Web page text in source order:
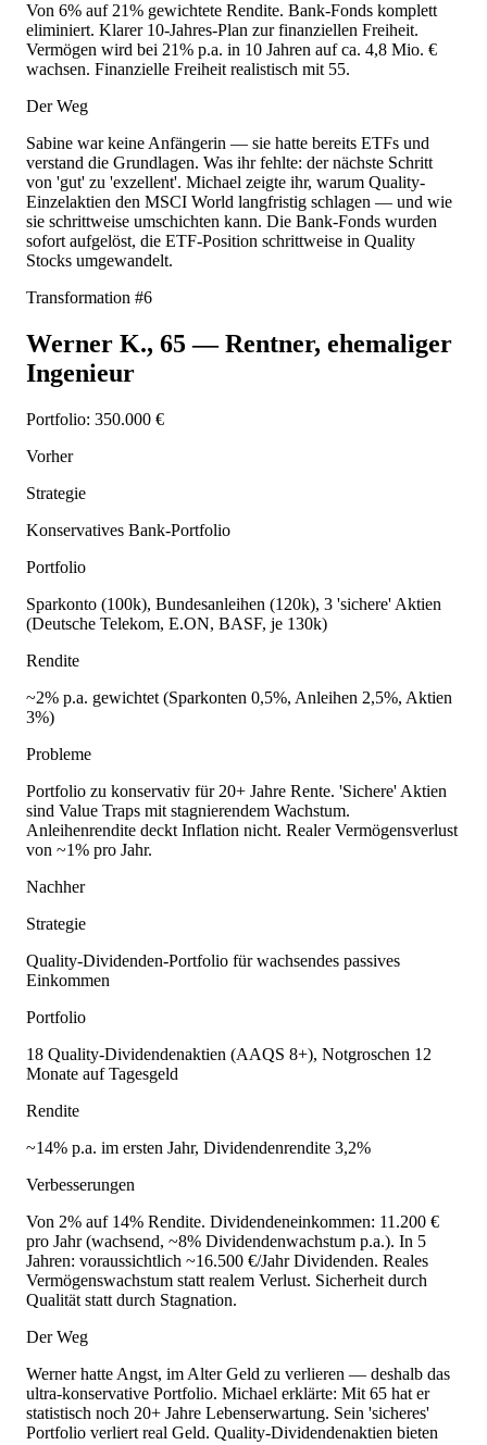
Von 6% auf 21% gewichtete Rendite. Bank-Fonds komplett
eliminiert. Klarer 10-Jahres-Plan zur finanziellen Freiheit.
Vermögen wird bei 21% p.a. in 10 Jahren auf ca. 4,8 Mio. €
wachsen. Finanzielle Freiheit realistisch mit 55.
Der Weg
Sabine war keine Anfängerin — sie hatte bereits ETFs und
verstand die Grundlagen. Was ihr fehlte: der nächste Schritt
von 'gut' zu 'exzellent'. Michael zeigte ihr, warum Quality-
Einzelaktien den MSCI World langfristig schlagen — und wie
sie schrittweise umschichten kann. Die Bank-Fonds wurden
sofort aufgelöst, die ETF-Position schrittweise in Quality
Stocks umgewandelt.
Transformation #6
Werner K., 65—Rentner, ehemaliger
Ingenieur
Portfolio: 350.000 €
Vorher
Strategie
Konservatives Bank-Portfolio
Portfolio
Sparkonto (100k), Bundesanleihen (120k), 3 'sichere' Aktien
(Deutsche Telekom, E.ON, BASF, je 130k)
Rendite
~2% p.a. gewichtet (Sparkonten 0,5%, Anleihen 2,5%, Aktien
3%)
Probleme
Portfolio zu konservativ für 20+ Jahre Rente. 'Sichere' Aktien
sind Value Traps mit stagnierendem Wachstum.
Anleihenrendite deckt Inflation nicht. Realer Vermögensverlust
von ~1% pro Jahr.
Nachher
Strategie
Quality-Dividenden-Portfolio für wachsendes passives
Einkommen
Portfolio
18 Quality-Dividendenaktien (AAQS 8+), Notgroschen 12
Monate auf Tagesgeld
Rendite
~14% p.a. im ersten Jahr, Dividendenrendite 3,2%
Verbesserungen
Von 2% auf 14% Rendite. Dividendeneinkommen: 11.200 €
pro Jahr (wachsend, ~8% Dividendenwachstum p.a.). In 5
Jahren: voraussichtlich ~16.500 €/Jahr Dividenden. Reales
Vermögenswachstum statt realem Verlust. Sicherheit durch
Qualität statt durch Stagnation.
Der Weg
Werner hatte Angst, im Alter Geld zu verlieren — deshalb das
ultra-konservative Portfolio. Michael erklärte: Mit 65 hat er
statistisch noch 20+ Jahre Lebenserwartung. Sein 'sicheres'
Portfolio verliert real Geld. Quality-Dividendenaktien bieten